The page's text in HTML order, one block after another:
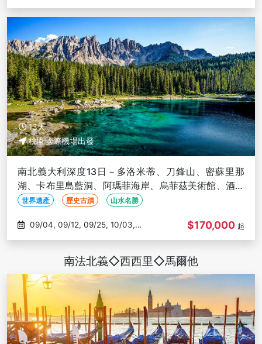
13天
桃園國際機場出發
南北義大利深度13日－多洛米蒂、刀鋒山、密蘇里那
湖、卡布里島藍洞、阿瑪菲海岸、烏菲茲美術館、酒莊
品酒、加爾達湖遊船
世界遺產 歷史古蹟 山水名勝
10/09
$170,000 起
南法北義◇西西里◇馬爾他